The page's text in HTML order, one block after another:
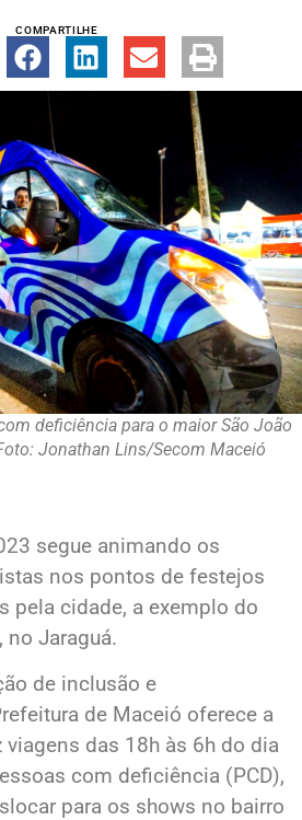
COMPARTILHE
deficiência para o maior São João
Jonathan Lins/Secom Maceió
segue animando os
nos pontos de festejos
pela cidade, a exemplo do
no Jaraguá.
de inclusão e
de Maceió oferece a
viagens das 18h às 6h do dia
com deficiência (PCD),
para os shows no bairro